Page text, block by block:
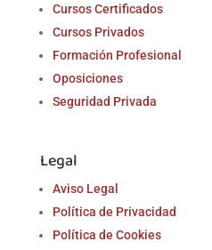
Cursos Certificados
Cursos Privados
Formación Profesional
Oposiciones
Seguridad Privada
Legal
Aviso Legal
Política de Privacidad
Política de Cookies